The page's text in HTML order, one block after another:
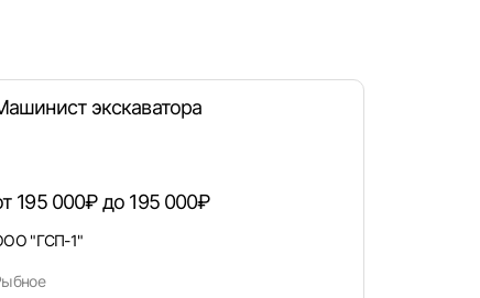
экскаватора
195 000₽ до 195 000₽
"ГСП-1"